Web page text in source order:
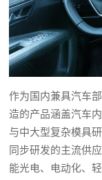
作为国内兼具汽车
造的产品涵盖汽车
与中大型复杂模具
同步研发的主流供
能光电、电动化、